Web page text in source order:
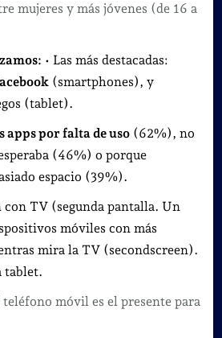
mujeres y más jóvenes (de 16 a
• Las más destacadas:
(smartphones), y
(tablet).
apps por falta de uso(62%), no
(46%) o porque
espacio (39%).
con TV (segunda pantalla. Un
móviles con más
mira la TV (secondscreen).
tablet.
teléfono móvil es el presente para